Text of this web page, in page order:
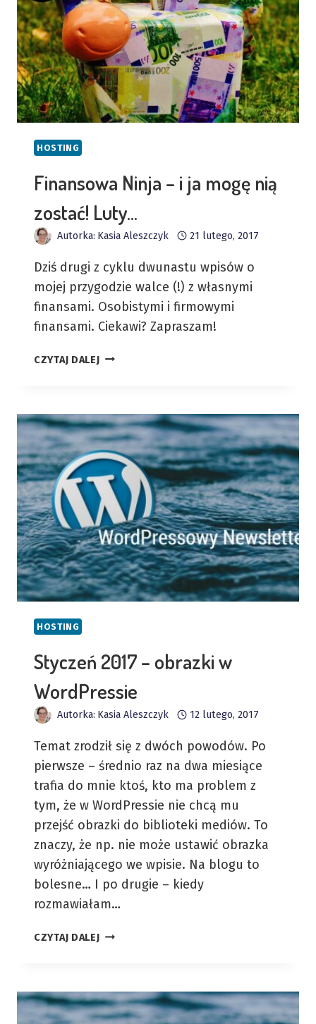
HOSTING
Finansowa Ninja – i ja mogę nią
zostać! Luty…
Autorka: Kasia Aleszczyk 21 lutego, 2017
Dziś drugi z cyklu dwunastu wpisów o
mojej przygodzie walce (!) z własnymi
finansami. Osobistymi i firmowymi
finansami. Ciekawi? Zapraszam!
CZYTAJ DALEJFINANSOWA
JA
MOGĘ
NIĄ
ZOSTAĆ!
LUTY…
HOSTING
Styczeń 2017 – obrazki w
WordPressie
Autorka: Kasia Aleszczyk 12 lutego, 2017
Temat zrodził się z dwóch powodów. Po
pierwsze – średnio raz na dwa miesiące
trafia do mnie ktoś, kto ma problem z
tym, że w WordPressie nie chcą mu
przejść obrazki do biblioteki mediów. To
znaczy, że np. nie może ustawić obrazka
wyróżniającego we wpisie. Na blogu to
bolesne… I po drugie – kiedy
rozmawiałam…
CZYTAJ DALEJSTYCZEŃ
W
WORDPRESSIE